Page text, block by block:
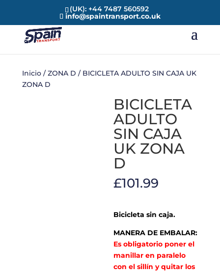
(UK): +44 7487 560592
info@spaintransport.co.uk
Inicio/ZONA D / BICICLETA ADULTO SIN CAJA UK
ZONA D
BICICLETA
ADULTO
SIN CAJA
UK ZONA
D
£101.99
Bicicleta sin caja.
MANERA DE EMBALAR:
Es obligatorio poner el
manillar en paralelo
con el sillín y quitar los